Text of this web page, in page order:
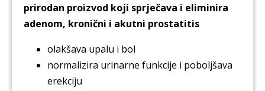
prirodan proizvod koji sprječava i eliminira
adenom, kronični i akutni prostatitis
olakšava upalu i bol
normalizira urinarne funkcije i poboljšava
erekciju